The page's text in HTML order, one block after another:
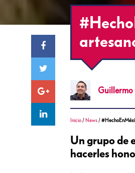
Guillermo
Inicio / News /
Un grupo de
hacerles